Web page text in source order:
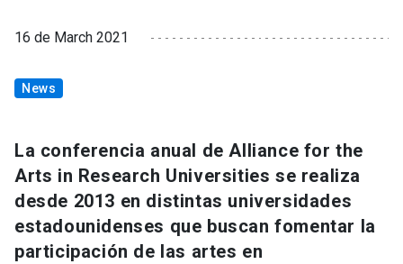
16 de March 2021
News
La conferencia anual de Alliance for the
Arts in Research Universities se realiza
desde 2013 en distintas universidades
estadounidenses que buscan fomentar la
participación de las artes en